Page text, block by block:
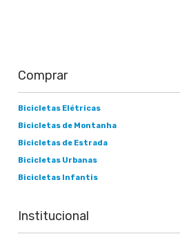
Comprar
Bicicletas Elétricas
Bicicletas de Montanha
Bicicletas de Estrada
Bicicletas Urbanas
Bicicletas Infantis
Institucional